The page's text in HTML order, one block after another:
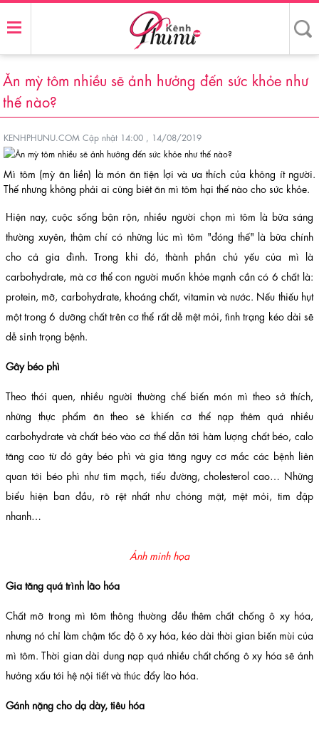
Ăn mỳ tôm nhiều sẽ ảnh hưởng đến sức khỏe như
thế nào?
KENHPHUNU.COM Cập nhật 14:00 , 14/08/2019
Mì tôm (mỳ ăn liền) là món ăn tiện lợi và ưa thích của không ít người.
Thế nhưng không phải ai cũng biêt ăn mì tôm hại thế nào cho sức khỏe.
Hiện nay, cuộc sống bận rộn, nhiều người chọn mì tôm là bữa sáng
thường xuyên, thậm chí có những lúc mì tôm "đóng thế" là bữa chính
cho cả gia đình. Trong khi đó, thành phần chủ yếu của mì là
carbohydrate, mà cơ thể con người muốn khỏe mạnh cần có 6 chất là:
protein, mỡ, carbohydrate, khoáng chất, vitamin và nước. Nếu thiếu hụt
một trong 6 dưỡng chất trên cơ thể rất dễ mệt mỏi, tình trạng kéo dài sẽ
dễ sinh trọng bệnh.
Gây béo phì
Theo thói quen, nhiều người thường chế biến món mì theo sở thích,
những thực phẩm ăn theo sẽ khiến cơ thể nạp thêm quá nhiều
carbohydrate và chất béo vào cơ thể dẫn tới hàm lượng chất béo, calo
tăng cao từ đó gây béo phì và gia tăng nguy cơ mắc các bệnh liên
quan tới béo phì như tim mạch, tiểu đường, cholesterol cao… Những
biểu hiện ban đầu, rõ rệt nhất như chóng mặt, mệt mỏi, tim đập
nhanh…
Ảnh minh họa
Gia tăng quá trình lão hóa
Chất mỡ trong mì tôm thông thường đều thêm chất chống ô xy hóa,
nhưng nó chỉ làm chậm tốc độ ô xy hóa, kéo dài thời gian biến mùi của
mì tôm. Thời gian dài dung nạp quá nhiều chất chống ô xy hóa sẽ ảnh
hưởng xấu tới hệ nội tiết và thúc đẩy lão hóa.
Gánh nặng cho dạ dày, tiêu hóa